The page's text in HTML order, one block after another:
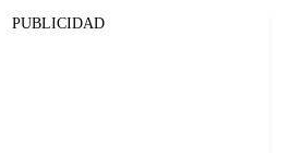
PUBLICIDAD